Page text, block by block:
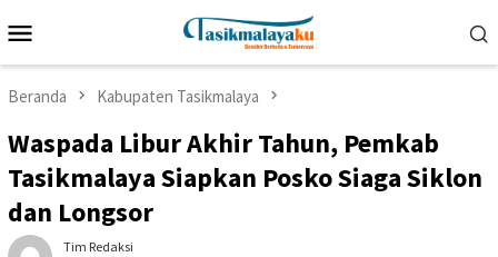
ke
Mobile
Beranda Kabupaten Tasikmalaya
Waspada Libur Akhir Tahun, Pemkab
Tasikmalaya Siapkan Posko Siaga Siklon
dan Longsor
Tim Redaksi